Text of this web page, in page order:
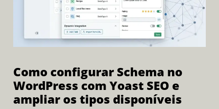
Como configurar Schema no
WordPress com Yoast SEO e
ampliar os tipos disponíveis